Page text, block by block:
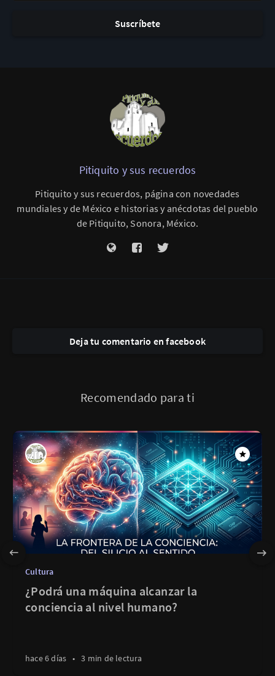
Suscríbete
Pitiquito y sus recuerdos
Pitiquito y sus recuerdos, página con novedades
mundiales y de México e historias y anécdotas del pueblo
de Pitiquito, Sonora, México.
Deja tu comentario en facebook
Recomendado para ti
Cultura
¿Podrá una máquina alcanzar la
conciencia al nivel humano?
hace 6 días • 3 min de lectura